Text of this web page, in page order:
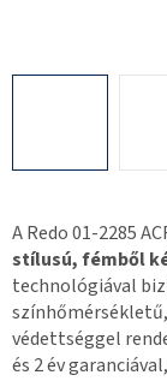
A Redo 01-2285
stílusú, fémből
technológiával
védettséggel
és 2 év